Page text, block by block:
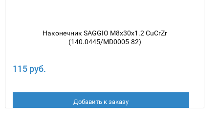
Наконечник SAGGIO M8х30х1.2 CuCrZr
(140.0445/MD0005-82)
115 руб.
Добавить к заказу